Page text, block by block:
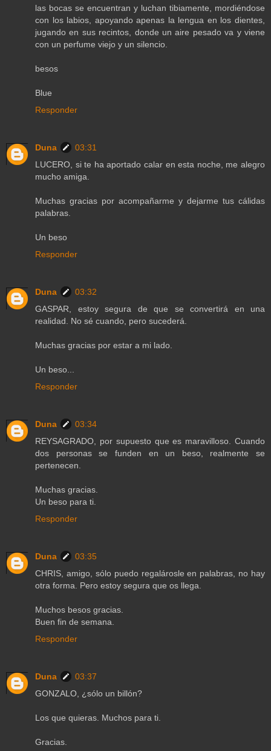
las bocas se encuentran y luchan tibiamente, mordiéndose
con los labios, apoyando apenas la lengua en los dientes,
jugando en sus recintos, donde un aire pesado va y viene
con un perfume viejo y un silencio.
besos
Blue
Responder
Duna
03:31
LUCERO, si te ha aportado calar en esta noche, me alegro
mucho amiga.
Muchas gracias por acompañarme y dejarme tus cálidas
palabras.
Un beso
Responder
Duna
03:32
GASPAR, estoy segura de que se convertirá en una
realidad. No sé cuando, pero sucederá.
Muchas gracias por estar a mi lado.
Un beso...
Responder
Duna
03:34
REYSAGRADO, por supuesto que es maravilloso. Cuando
dos personas se funden en un beso, realmente se
pertenecen.
Muchas gracias.
Un beso para ti.
Responder
Duna
03:35
CHRIS, amigo, sólo puedo regalárosle en palabras, no hay
otra forma. Pero estoy segura que os llega.
Muchos besos gracias.
Buen fin de semana.
Responder
Duna
03:37
GONZALO, ¿sólo un billón?
Los que quieras. Muchos para ti.
Gracias.